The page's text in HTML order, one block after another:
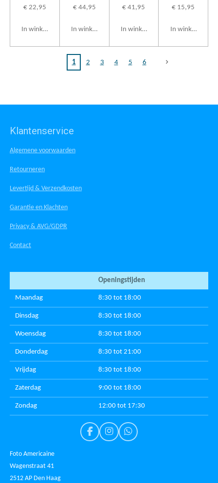
€ 22,95
In winkelwagen
€ 44,95
In winkelwagen
€ 41,95
In winkelwagen
€ 15,95
In winkelwagen
1 2 3 4 5 6
Klantenservice
Algemene voorwaarden
Retourneren
Levertijd & Verzendkosten
Garantie en Klachten
Privacy & AVG/GDPR
Contact
Openingstijden
Maandag 8:30 tot 18:00
Dinsdag 8:30 tot 18:00
Woensdag 8:30 tot 18:00
Donderdag 8:30 tot 21:00
Vrijdag 8:30 tot 18:00
Zaterdag 9:00 tot 18:00
Zondag 12:00 tot 17:30
F
I
W
Foto Americaine
Wagenstraat 41
2512 AP Den Haag